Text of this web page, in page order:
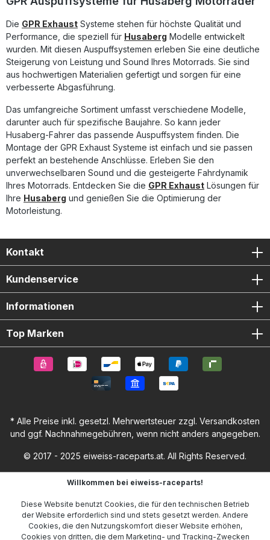
sicherzustellen. Homologierter Slip-On Auspuff mit
Leistungssteigerung gegenüber der Serie Gefertigt aus
leichtem, langlebigem Edelstahl DIN-zertifizierte Qualität –
hergestellt in Italien Plug-and-Play-Montage mit allen
fahrzeugspezifischen Halterungen Lieferumfang: GPR
Furore-X Inox Slip-On Auspuff Fahrzeugspezifische
Halterungen Verbindungsrohr (Link Pipe) Removable db
Killer Montagezubehör
Die GPR Exhaust Systeme stehen für höchste Qualität und
Performance, die speziell für Husaberg Modelle entwickelt
wurden. Mit diesen Auspuffsystemen erleben Sie eine deutliche
Steigerung von Leistung und Sound Ihres Motorrads. Sie sind
aus hochwertigen Materialien gefertigt und sorgen für eine
verbesserte Abgasführung.
Das umfangreiche Sortiment umfasst verschiedene Modelle,
darunter auch für spezifische Baujahre. So kann jeder
Husaberg-Fahrer das passende Auspuffsystem finden. Die
Montage der GPR Exhaust Systeme ist einfach und sie passen
perfekt an bestehende Anschlüsse. Erleben Sie den
unverwechselbaren Sound und die gesteigerte Fahrdynamik
Ihres Motorrads. Entdecken Sie die GPR Exhaust Lösungen für
Ihre Husaberg und genießen Sie die Optimierung der
Motorleistung.
Kontakt
Kundenservice
Informationen
Top Marken
* Alle Preise inkl. gesetzl. Mehrwertsteuer zzgl. Versandkosten
und ggf. Nachnahmegebühren, wenn nicht anders angegeben.
© 2017 - 2025 eiweiss-raceparts.at. All Rights Reserved.
Willkommen bei eiweiss-raceparts!
Diese Website benutzt Cookies, die für den technischen Betrieb
der Website erforderlich sind und stets gesetzt werden. Andere
Cookies, die den Nutzungskomfort dieser Website erhöhen,
Cookies von dritten, die dem Marketing- und Tracking-Zwecken